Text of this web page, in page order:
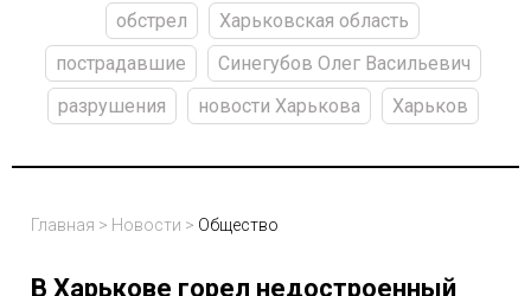
обстрел
Харьковская область
пострадавшие
Синегубов Олег Васильевич
разрушения
новости Харькова Харьков
Главная > Новости > Общество
В Харькове горел недостроенный